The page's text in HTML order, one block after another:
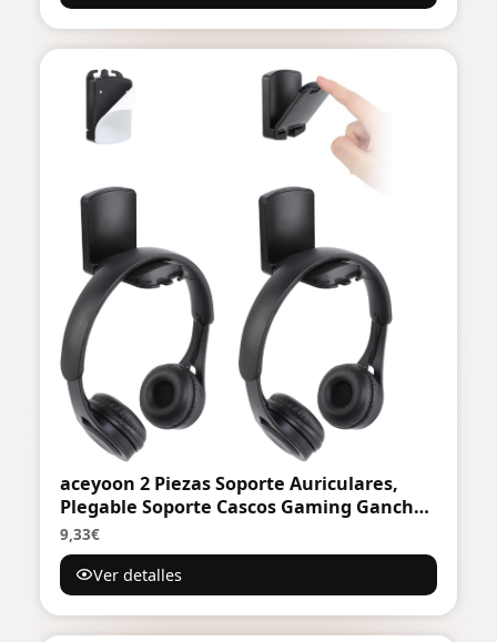
aceyoon 2 Piezas Soporte Auriculares,
Plegable Soporte Cascos Gaming Gancho
Sujeta Colgador Auricular Debajo
Escritorio Mesa Universal Adhesivo Stand
for PC, Gaming Headphones, Cables
(Negro)
9,33€
Ver detalles